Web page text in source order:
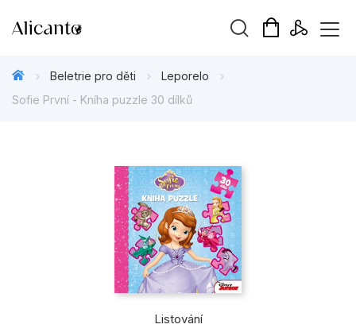
Připravujeme
Tipy redakce
Beletrie pro děti
Beletrie pro děti
Leporelo
Sofie První - Kníha puzzle 30 dílků
Listování